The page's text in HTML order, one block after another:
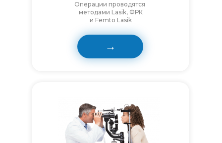
Операции проводятся
методами Lasik, ФРК
и Femto Lasik
→